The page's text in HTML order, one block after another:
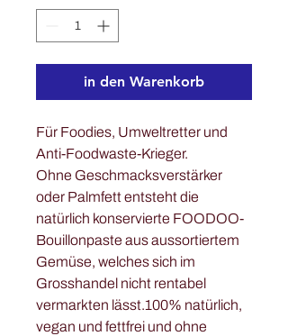
in den Warenkorb
Für Foodies, Umweltretter und
Anti-Foodwaste-Krieger.
Ohne Geschmacksverstärker
oder Palmfett entsteht die
natürlich konservierte FOODOO-
Bouillonpaste aus aussortiertem
Gemüse, welches sich im
Grosshandel nicht rentabel
vermarkten lässt.100% natürlich,
vegan und fettfrei und ohne